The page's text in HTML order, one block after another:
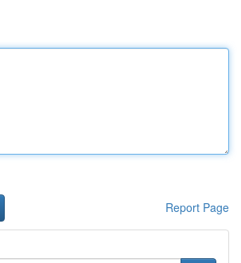
Report Page